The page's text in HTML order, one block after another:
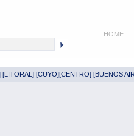
HOME
[LITORAL ] [CUYO][CENTRO] [BUENOS